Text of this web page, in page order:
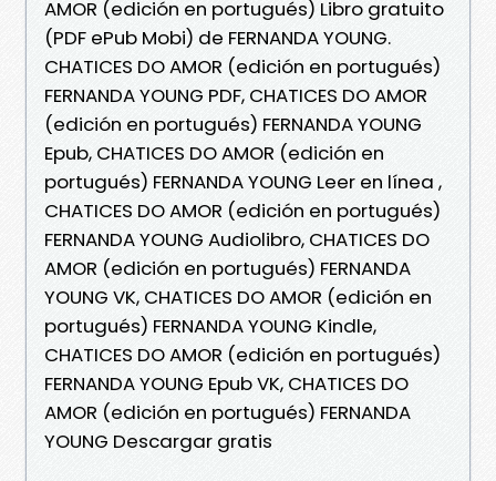
AMOR (edición en portugués) Libro gratuito
(PDF ePub Mobi) de FERNANDA YOUNG.
CHATICES DO AMOR (edición en portugués)
FERNANDA YOUNG PDF, CHATICES DO AMOR
(edición en portugués) FERNANDA YOUNG
Epub, CHATICES DO AMOR (edición en
portugués) FERNANDA YOUNG Leer en línea ,
CHATICES DO AMOR (edición en portugués)
FERNANDA YOUNG Audiolibro, CHATICES DO
AMOR (edición en portugués) FERNANDA
YOUNG VK, CHATICES DO AMOR (edición en
portugués) FERNANDA YOUNG Kindle,
CHATICES DO AMOR (edición en portugués)
FERNANDA YOUNG Epub VK, CHATICES DO
AMOR (edición en portugués) FERNANDA
YOUNG Descargar gratis